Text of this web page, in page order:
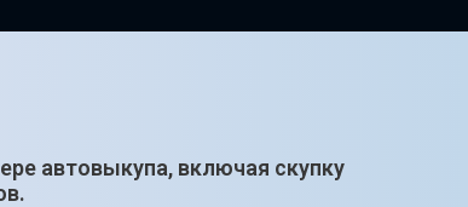
автовыкупа, включая скупку